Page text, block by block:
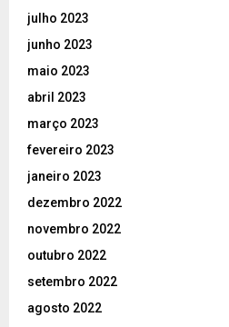
julho 2023
junho 2023
maio 2023
abril 2023
março 2023
fevereiro 2023
janeiro 2023
dezembro 2022
novembro 2022
outubro 2022
setembro 2022
agosto 2022